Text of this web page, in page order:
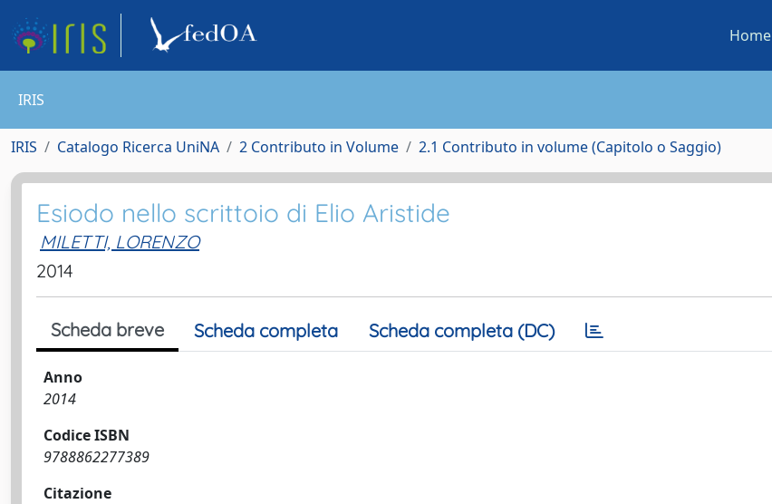
Home
IRIS
IRIS Catalogo Ricerca UniNA 2 Contributo in Volume 2.1 Contributo in volume (Capitolo o Saggio)
Esiodo nello scrittoio di Elio Aristide
MILETTI, LORENZO
2014
Scheda breve Scheda completa Scheda completa (DC)
Anno
2014
Codice ISBN
9788862277389
Citazione